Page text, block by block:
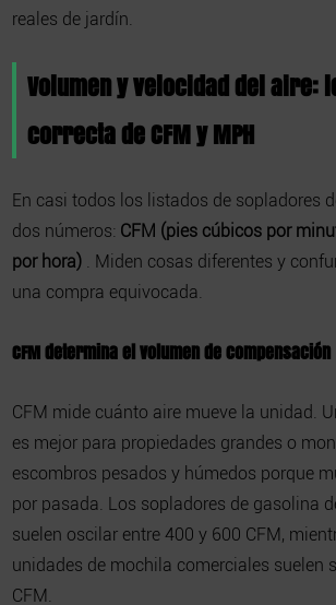
reales de jardín.
Volumen y velocidad del aire:
correcta de CFM y MPH
En casi todos los listados de sopladores
dos números: CFM (pies cúbicos por
por hora) . Miden cosas diferentes y
una compra equivocada.
CFM determina el volumen de compensación
CFM mide cuánto aire mueve la unidad.
es mejor para propiedades grandes o
escombros pesados ​​y húmedos porque
por pasada. Los sopladores de gasolina
suelen oscilar entre 400 y 600 CFM,
unidades de mochila comerciales suelen
CFM.